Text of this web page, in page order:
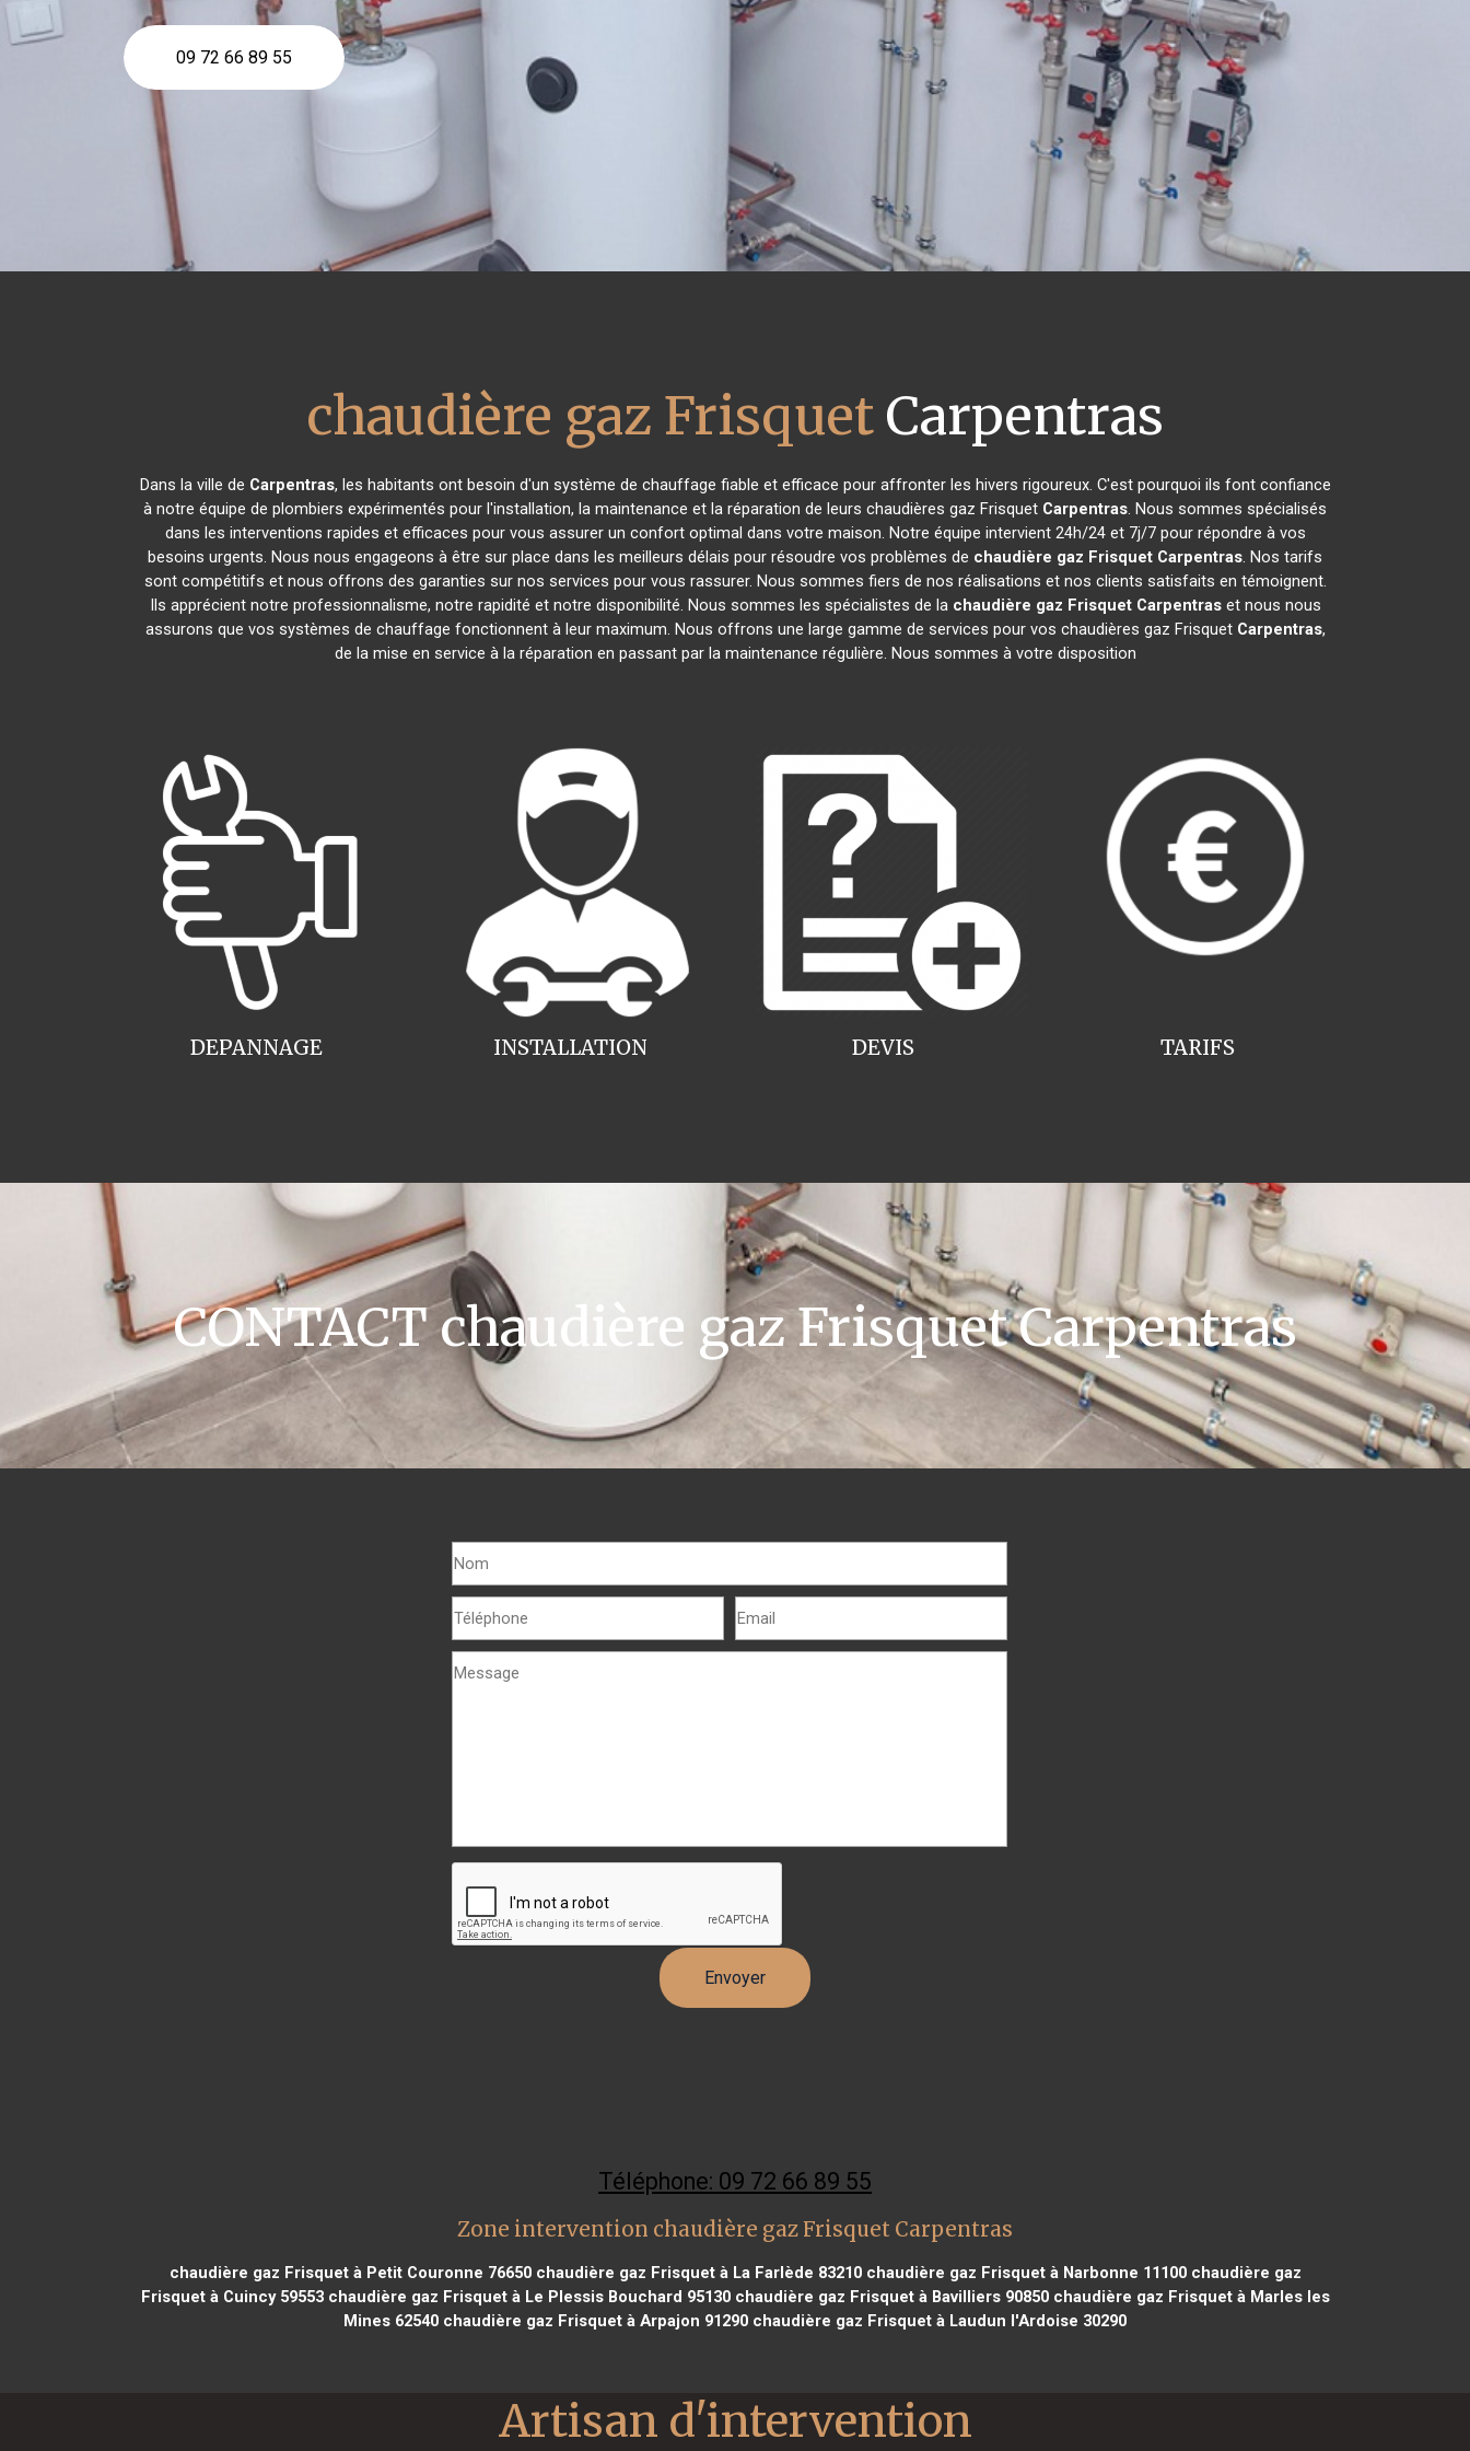
09 72 66 89 55
chaudière gaz Frisquet Carpentras
Dans la ville de Carpentras, les habitants ont besoin d'un système de chauffage fiable et efficace pour affronter les hivers rigoureux. C'est pourquoi ils font confiance
à notre équipe de plombiers expérimentés pour l'installation, la maintenance et la réparation de leurs chaudières gaz Frisquet Carpentras. Nous sommes spécialisés
dans les interventions rapides et efficaces pour vous assurer un confort optimal dans votre maison. Notre équipe intervient 24h/24 et 7j/7 pour répondre à vos
besoins urgents. Nous nous engageons à être sur place dans les meilleurs délais pour résoudre vos problèmes de chaudière gaz Frisquet Carpentras. Nos tarifs
sont compétitifs et nous offrons des garanties sur nos services pour vous rassurer. Nous sommes fiers de nos réalisations et nos clients satisfaits en témoignent.
Ils apprécient notre professionnalisme, notre rapidité et notre disponibilité. Nous sommes les spécialistes de la chaudière gaz Frisquet Carpentraset nous nous
assurons que vos systèmes de chauffage fonctionnent à leur maximum. Nous offrons une large gamme de services pour vos chaudières gaz Frisquet Carpentras,
de la mise en service à la réparation en passant par la maintenance régulière. Nous sommes à votre disposition
INSTALLATION
DEPANNAGE TARIFS
DEVIS
CONTACT chaudière gaz Frisquet Carpentras
Téléphone: 09 72 66 89 55
Zone intervention chaudière gaz Frisquet Carpentras
chaudière gaz Frisquet à Petit Couronne 76650chaudière gaz Frisquet à La Farlède 83210chaudière gaz Frisquet à Narbonne 11100chaudière gaz
Frisquet à Cuincy 59553chaudière gaz Frisquet à Le Plessis Bouchard 95130chaudière gaz Frisquet à Bavilliers 90850chaudière gaz Frisquet à Marles les
Mines 62540 chaudière gaz Frisquet à Arpajon 91290 chaudière gaz Frisquet à Laudun l'Ardoise 30290
Artisan d'intervention